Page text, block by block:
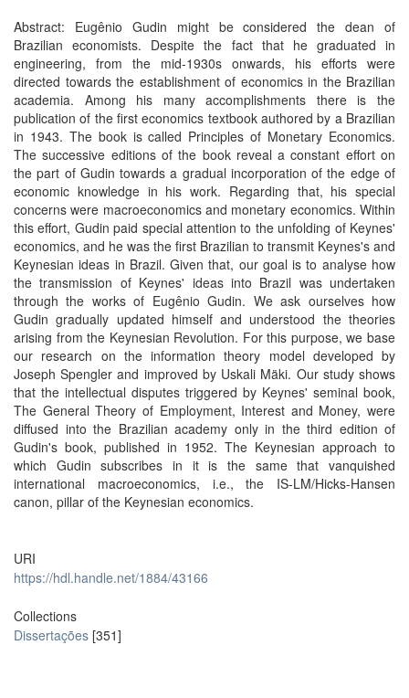
Abstract: Eugênio Gudin might be considered the dean of
Brazilian economists. Despite the fact that he graduated in
engineering, from the mid-1930s onwards, his efforts were
directed towards the establishment of economics in the Brazilian
academia. Among his many accomplishments there is the
publication of the first economics textbook authored by a Brazilian
in 1943. The book is called Principles of Monetary Economics.
The successive editions of the book reveal a constant effort on
the part of Gudin towards a gradual incorporation of the edge of
economic knowledge in his work. Regarding that, his special
concerns were macroeconomics and monetary economics. Within
this effort, Gudin paid special attention to the unfolding of Keynes'
economics, and he was the first Brazilian to transmit Keynes's and
Keynesian ideas in Brazil. Given that, our goal is to analyse how
the transmission of Keynes' ideas into Brazil was undertaken
through the works of Eugênio Gudin. We ask ourselves how
Gudin gradually updated himself and understood the theories
arising from the Keynesian Revolution. For this purpose, we base
our research on the information theory model developed by
Joseph Spengler and improved by Uskali Mäki. Our study shows
that the intellectual disputes triggered by Keynes' seminal book,
The General Theory of Employment, Interest and Money, were
diffused into the Brazilian academy only in the third edition of
Gudin's book, published in 1952. The Keynesian approach to
which Gudin subscribes in it is the same that vanquished
international macroeconomics, i.e., the IS-LM/Hicks-Hansen
canon, pillar of the Keynesian economics.
URI
https://hdl.handle.net/1884/43166
Collections
Dissertações [351]